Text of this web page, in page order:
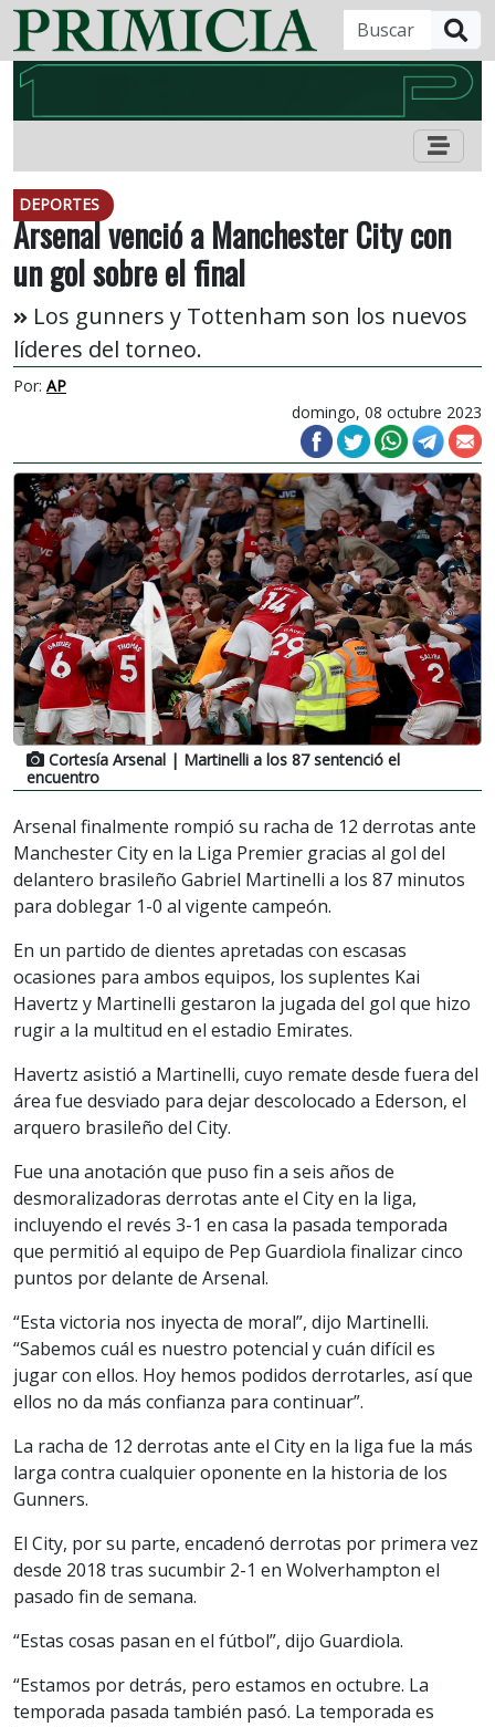
DEPORTES
Arsenal venció a Manchester City con
un gol sobre el final
Los gunners y Tottenham son los nuevos
líderes del torneo.
Por: AP
domingo, 08 octubre 2023
Cortesía Arsenal | Martinelli a los 87 sentenció el
encuentro
Arsenal finalmente rompió su racha de 12 derrotas ante
Manchester City en la Liga Premier gracias al gol del
delantero brasileño Gabriel Martinelli a los 87 minutos
para doblegar 1-0 al vigente campeón.
En un partido de dientes apretadas con escasas
ocasiones para ambos equipos, los suplentes Kai
Havertz y Martinelli gestaron la jugada del gol que hizo
rugir a la multitud en el estadio Emirates.
Havertz asistió a Martinelli, cuyo remate desde fuera del
área fue desviado para dejar descolocado a Ederson, el
arquero brasileño del City.
Fue una anotación que puso fin a seis años de
desmoralizadoras derrotas ante el City en la liga,
incluyendo el revés 3-1 en casa la pasada temporada
que permitió al equipo de Pep Guardiola finalizar cinco
puntos por delante de Arsenal.
“Esta victoria nos inyecta de moral”, dijo Martinelli.
“Sabemos cuál es nuestro potencial y cuán difícil es
jugar con ellos. Hoy hemos podidos derrotarles, así que
ellos no da más confianza para continuar”.
La racha de 12 derrotas ante el City en la liga fue la más
larga contra cualquier oponente en la historia de los
Gunners.
El City, por su parte, encadenó derrotas por primera vez
desde 2018 tras sucumbir 2-1 en Wolverhampton el
pasado fin de semana.
“Estas cosas pasan en el fútbol”, dijo Guardiola.
“Estamos por detrás, pero estamos en octubre. La
temporada pasada también pasó. La temporada es